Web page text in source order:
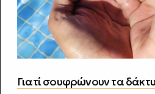
Γιατί σουφρώνουν τα